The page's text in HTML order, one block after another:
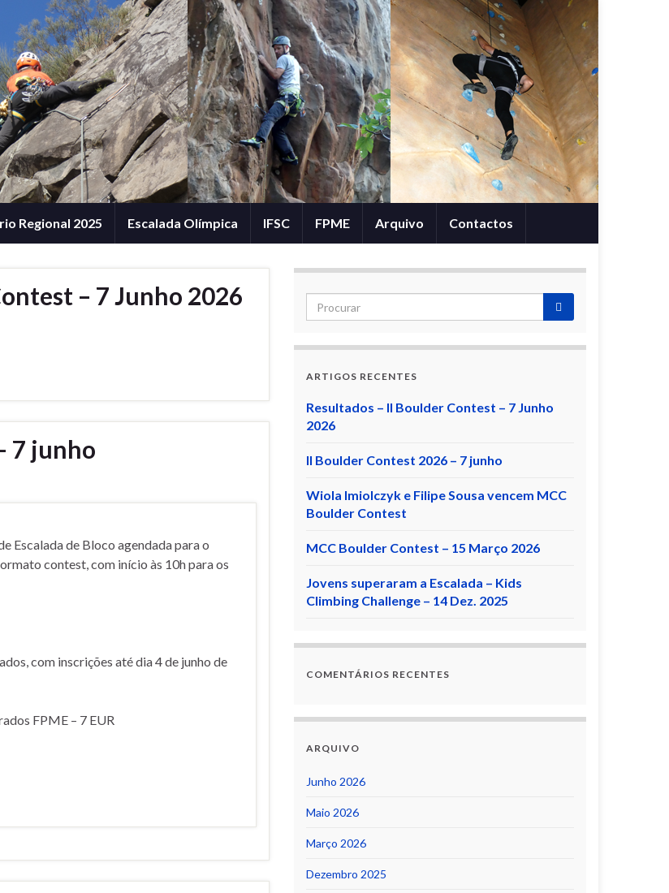
Regional 2025 Escalada Olímpica IFSC FPME Arquivo Contactos
– 7 Junho 2026
7 junho
Escalada de Bloco agendada para o
contest, com início às 10h para os
com inscrições até dia 4 de junho de
FPME – 7 EUR
ARTIGOS RECENTES
Resultados – II Boulder Contest – 7 Junho
2026
II Boulder Contest 2026 – 7 junho
Wiola Imiolczyk e Filipe Sousa vencem MCC
Boulder Contest
MCC Boulder Contest – 15 Março 2026
Jovens superaram a Escalada – Kids
Climbing Challenge – 14 Dez. 2025
COMENTÁRIOS RECENTES
ARQUIVO
Junho 2026
Maio 2026
Março 2026
Dezembro 2025